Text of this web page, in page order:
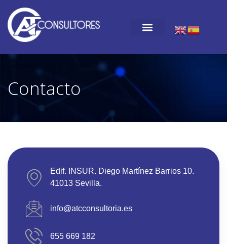
Contacto
Edif. INSUR. Diego Martínez Barrios 10.
41013 Sevilla.
info@atcconsultoria.es
655 669 182